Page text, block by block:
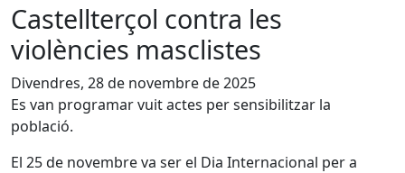
Castellterçol contra les
violències masclistes
Divendres, 28 de novembre de 2025
Es van programar vuit actes per sensibilitzar la
població.
El 25 de novembre va ser el Dia Internacional per a